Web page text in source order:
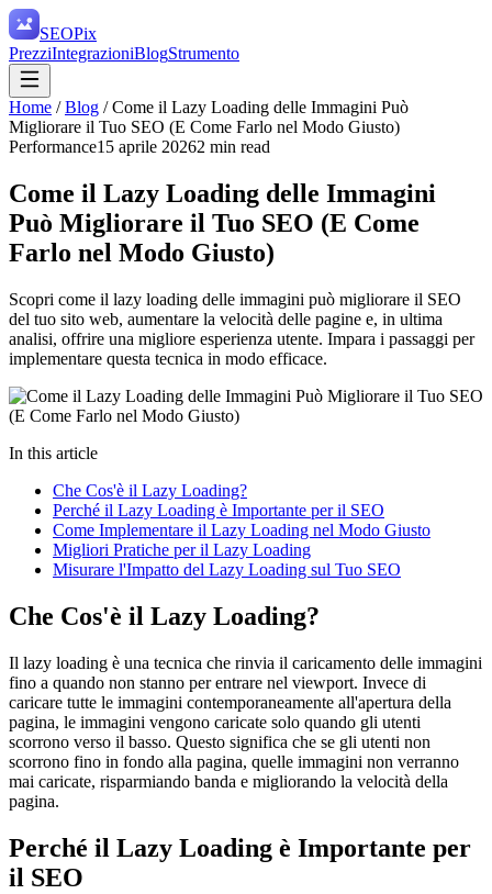
SEOPix
PrezziIntegrazioniBlogStrumento
Home /Blog /Come il Lazy Loading delle Immagini Può
Migliorare il Tuo SEO (E Come Farlo nel Modo Giusto)
Performance15 aprile 20262 min read
Come il Lazy Loading delle Immagini
Può Migliorare il Tuo SEO (E Come
Farlo nel Modo Giusto)
Scopri come il lazy loading delle immagini può migliorare il SEO
del tuo sito web, aumentare la velocità delle pagine e, in ultima
analisi, offrire una migliore esperienza utente. Impara i passaggi per
implementare questa tecnica in modo efficace.
In this article
Che Cos'è il Lazy Loading?
Perché il Lazy Loading è Importante per il SEO
Come Implementare il Lazy Loading nel Modo Giusto
Migliori Pratiche per il Lazy Loading
Misurare l'Impatto del Lazy Loading sul Tuo SEO
Che Cos'è il Lazy Loading?
Il lazy loading è una tecnica che rinvia il caricamento delle immagini
fino a quando non stanno per entrare nel viewport. Invece di
caricare tutte le immagini contemporaneamente all'apertura della
pagina, le immagini vengono caricate solo quando gli utenti
scorrono verso il basso. Questo significa che se gli utenti non
scorrono fino in fondo alla pagina, quelle immagini non verranno
mai caricate, risparmiando banda e migliorando la velocità della
pagina.
Perché il Lazy Loading è Importante per
il SEO